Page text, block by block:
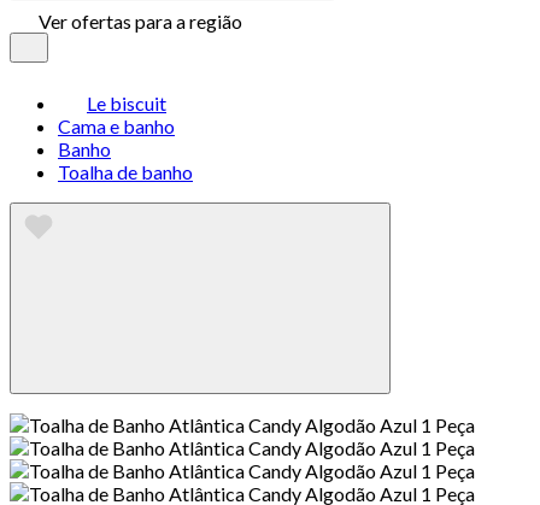
Ver ofertas para a região
Le biscuit
Cama e banho
Banho
Toalha de banho